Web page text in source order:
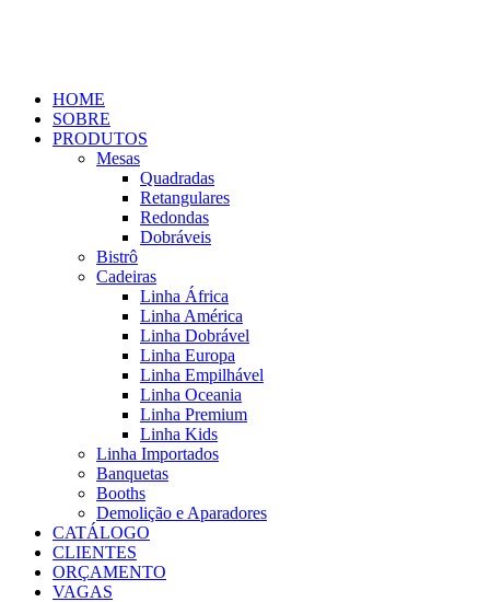
HOME
SOBRE
PRODUTOS
Mesas
Quadradas
Retangulares
Redondas
Dobráveis
Bistrô
Cadeiras
Linha África
Linha América
Linha Dobrável
Linha Europa
Linha Empilhável
Linha Oceania
Linha Premium
Linha Kids
Linha Importados
Banquetas
Booths
Demolição e Aparadores
CATÁLOGO
CLIENTES
ORÇAMENTO
VAGAS